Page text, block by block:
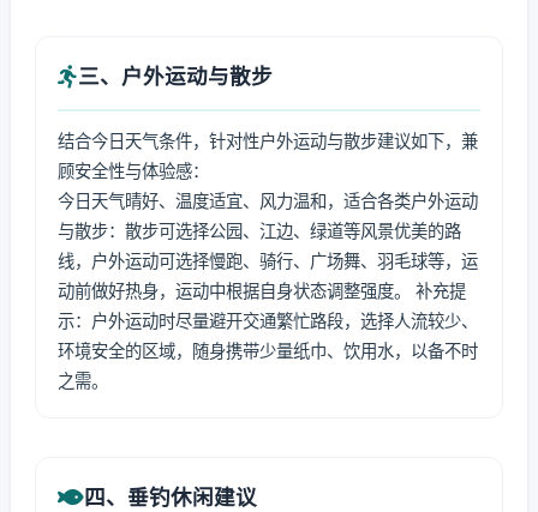
三、户外运动与散步
结合今日天气条件，针对性户外运动与散步建议如下，兼
顾安全性与体验感：
今日天气晴好、温度适宜、风力温和，适合各类户外运动
与散步：散步可选择公园、江边、绿道等风景优美的路
线，户外运动可选择慢跑、骑行、广场舞、羽毛球等，运
动前做好热身，运动中根据自身状态调整强度。 补充提
示：户外运动时尽量避开交通繁忙路段，选择人流较少、
环境安全的区域，随身携带少量纸巾、饮用水，以备不时
之需。
四、垂钓休闲建议